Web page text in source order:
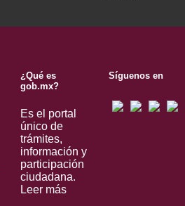
¿Qué es
gob.mx?
Es el portal
único de
trámites,
información y
participación
ciudadana.
Leer más
Síguenos en